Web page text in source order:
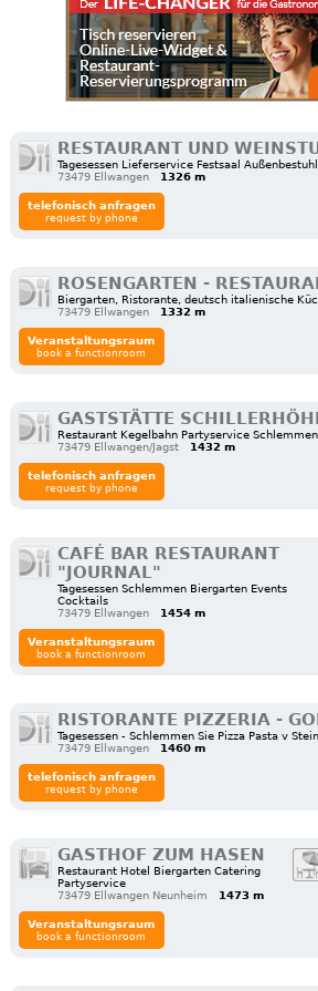
RESTAURANT UND
Tagesessen Lieferservice Festsaal
73479 Ellwangen
1326 m
telefonisch anfragen
request by phone
ROSENGARTEN -
Biergarten, Ristorante, deutsch italienische
73479 Ellwangen
1332 m
Veranstaltungsraum
book a functionroom
GASTSTÄTTE
Restaurant Kegelbahn Partyservice Schlemmen
73479 Ellwangen/Jagst
1432 m
telefonisch anfragen
request by phone
CAFÉ BAR RESTAURANT
"JOURNAL"
Tagesessen Schlemmen Biergarten Events
Cocktails
73479 Ellwangen
1454 m
Veranstaltungsraum
book a functionroom
RISTORANTE PIZZERIA -
Tagesessen - Schlemmen Sie Pizza Pasta v
73479 Ellwangen
1460 m
telefonisch anfragen
request by phone
GASTHOF ZUM HASEN
Restaurant Hotel Biergarten Catering
Partyservice
73479 Ellwangen Neunheim
1473 m
Veranstaltungsraum
book a functionroom